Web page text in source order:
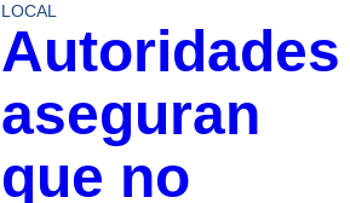
LOCAL
Autoridades
aseguran
que no